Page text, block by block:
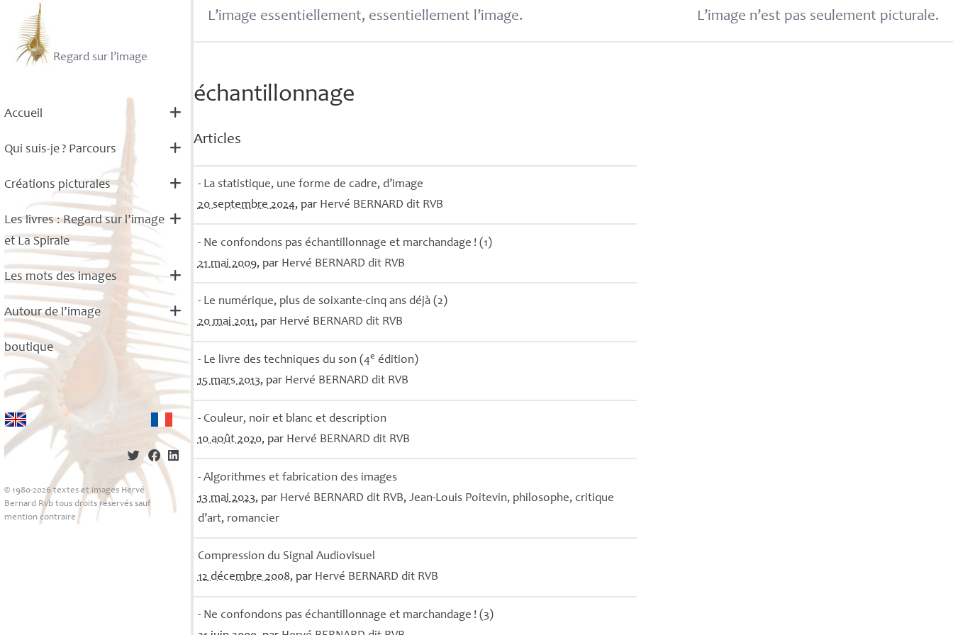
Regard sur l’image
Accueil
Qui suis-je? Parcours
Créations picturales
Les livres : Regard sur l’image
et La Spirale
Les mots des images
Autour de l’image
boutique
© 1980-2026 textes et images Hervé
Bernard Rvb tous droits réservés sauf
mention contraire
L’image essentiellement, essentiellement l’image. L’image n’est pas seulement picturale.
échantillonnage
Articles
- La statistique, une forme de cadre, d’image
20 septembre 2024, par Hervé BERNARD dit RVB
- Ne confondons pas échantillonnage et marchandage ! (1)
21 mai 2009, par Hervé BERNARD dit RVB
- Le numérique, plus de soixante-cinq ans déjà (2)
20 mai 2011, par Hervé BERNARD dit RVB
- Le livre des techniques du son (4e édition)
15 mars 2013, par Hervé BERNARD dit RVB
- Couleur, noir et blanc et description
10 août 2020, par Hervé BERNARD dit RVB
- Algorithmes et fabrication des images
13 mai 2023, par Hervé BERNARD dit RVB, Jean-Louis Poitevin, philosophe, critique
d’art, romancier
Compression du Signal Audiovisuel
12 décembre 2008, par Hervé BERNARD dit RVB
- Ne confondons pas échantillonnage et marchandage ! (3)